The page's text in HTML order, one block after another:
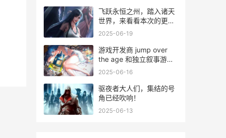
伴们都询问这款游戏礼包
码最新是什么？下面小编
始人礼包码最新抖音
2023，感兴趣的小伙伴们
可以
飞跃永恒之州，踏入诸天
世界，来看看本次的更新
带来了怎样的变化吧！
2025-06-19
游戏开发商 jump over
the age 和独立叙事游戏
发行商 fellow traveller 今
(citizen sleeper，过去常
用《公民沉睡者》指代)x
2025-06-16
驱夜者大人们，集结的号
角已经吹响！
2025-06-13